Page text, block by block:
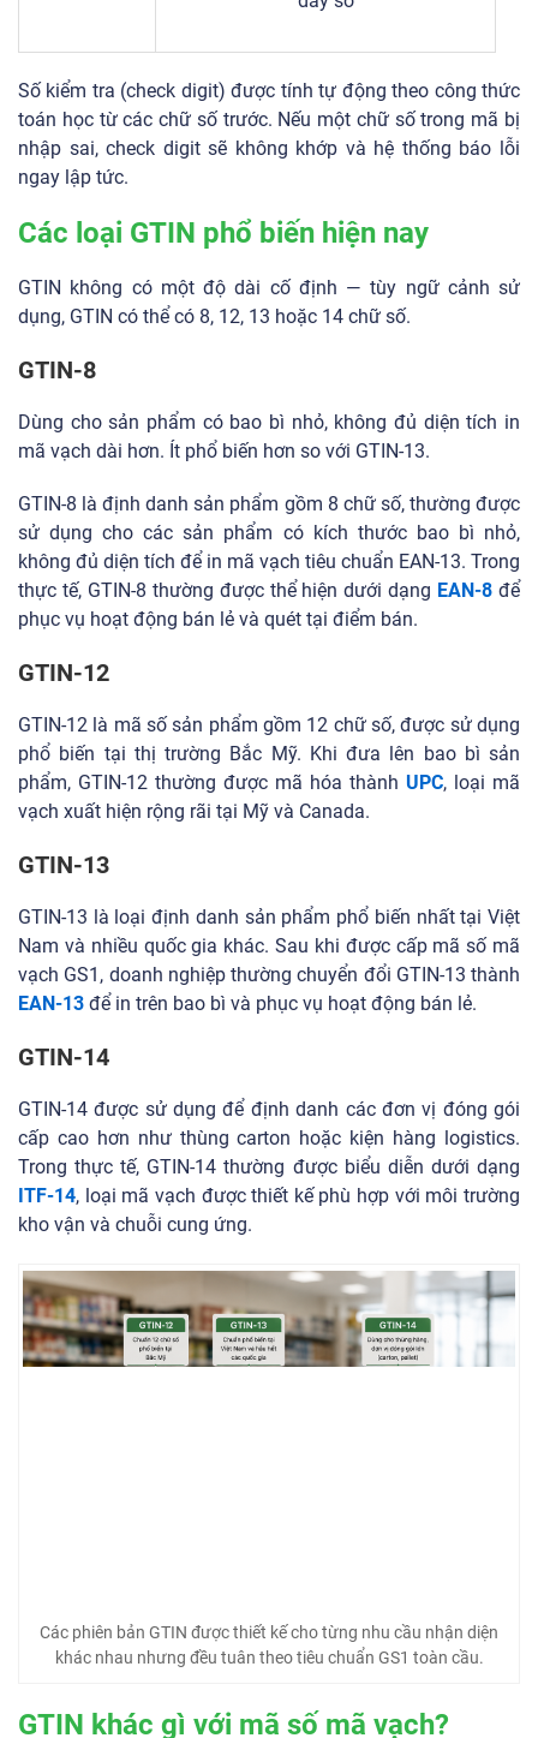
Số kiểm tra (check digit) được tính tự động theo công thức
toán học từ các chữ số trước. Nếu một chữ số trong mã bị
nhập sai, check digit sẽ không khớp và hệ thống báo lỗi
ngay lập tức.
Các loại GTIN phổ biến hiện nay
GTIN không có một độ dài cố định — tùy ngữ cảnh sử
dụng, GTIN có thể có 8, 12, 13 hoặc 14 chữ số.
GTIN-8
Dùng cho sản phẩm có bao bì nhỏ, không đủ diện tích in
mã vạch dài hơn. Ít phổ biến hơn so với GTIN-13.
GTIN-8 là định danh sản phẩm gồm 8 chữ số, thường được
sử dụng cho các sản phẩm có kích thước bao bì nhỏ,
không đủ diện tích để in mã vạch tiêu chuẩn EAN-13. Trong
thực tế, GTIN-8 thường được thể hiện dưới dạng EAN-8 để
phục vụ hoạt động bán lẻ và quét tại điểm bán.
GTIN-12
GTIN-12 là mã số sản phẩm gồm 12 chữ số, được sử dụng
phổ biến tại thị trường Bắc Mỹ. Khi đưa lên bao bì sản
phẩm, GTIN-12 thường được mã hóa thành UPC, loại mã
vạch xuất hiện rộng rãi tại Mỹ và Canada.
GTIN-13
GTIN-13 là loại định danh sản phẩm phổ biến nhất tại Việt
Nam và nhiều quốc gia khác. Sau khi được cấp mã số mã
vạch GS1, doanh nghiệp thường chuyển đổi GTIN-13 thành
EAN-13 để in trên bao bì và phục vụ hoạt động bán lẻ.
GTIN-14
GTIN-14 được sử dụng để định danh các đơn vị đóng gói
cấp cao hơn như thùng carton hoặc kiện hàng logistics.
Trong thực tế, GTIN-14 thường được biểu diễn dưới dạng
ITF-14, loại mã vạch được thiết kế phù hợp với môi trường
kho vận và chuỗi cung ứng.
Các phiên bản GTIN được thiết kế cho từng nhu cầu nhận diện
khác nhau nhưng đều tuân theo tiêu chuẩn GS1 toàn cầu.
GTIN khác gì với mã số mã vạch?